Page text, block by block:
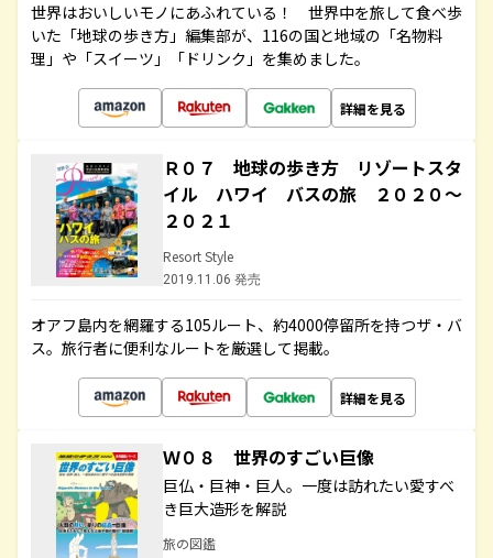
世界はおいしいモノにあふれている！ 世界中を旅して食べ歩
いた「地球の歩き方」編集部が、116の国と地域の「名物料
理」や「スイーツ」「ドリンク」を集めました。
詳細を見る
Ｒ０７ 地球の歩き方 リゾートスタ
イル ハワイ バスの旅 ２０２０～
２０２１
Resort Style
2019.11.06 発売
オアフ島内を網羅する105ルート、約4000停留所を持つザ・バ
ス。旅行者に便利なルートを厳選して掲載。
詳細を見る
Ｗ０８ 世界のすごい巨像
巨仏・巨神・巨人。一度は訪れたい愛すべ
き巨大造形を解説
旅の図鑑